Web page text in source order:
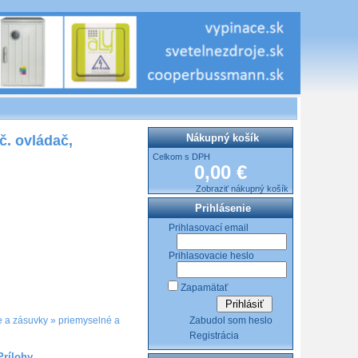
ovládač,
a zásuvky » priemyselné a
Nákupný košík
Celkom s DPH
0,00 €
Zobraziť nákupný košík
Prihlásenie
Prihlasovací email
Prihlasovacie heslo
Zapamätať
Zabudol som heslo
Registrácia